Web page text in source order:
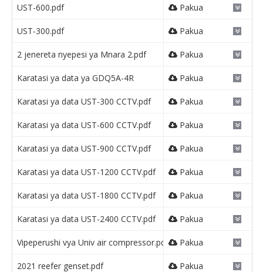
UST-600.pdf Pakua
UST-300.pdf Pakua
2 jenereta nyepesi ya Mnara 2.pdf Pakua
Karatasi ya data ya GDQ5A-4R Pakua
Karatasi ya data UST-300 CCTV.pdf Pakua
Karatasi ya data UST-600 CCTV.pdf Pakua
Karatasi ya data UST-900 CCTV.pdf Pakua
Karatasi ya data UST-1200 CCTV.pdf Pakua
Karatasi ya data UST-1800 CCTV.pdf Pakua
Karatasi ya data UST-2400 CCTV.pdf Pakua
Vipeperushi vya Univ air compressor.pdf Pakua
2021 reefer genset.pdf Pakua